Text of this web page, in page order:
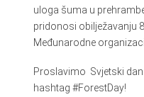
uloga šuma u
pridonosi obilježavanju
Međunarodne
Proslavimo Svjetski
hashtag #ForestDay!